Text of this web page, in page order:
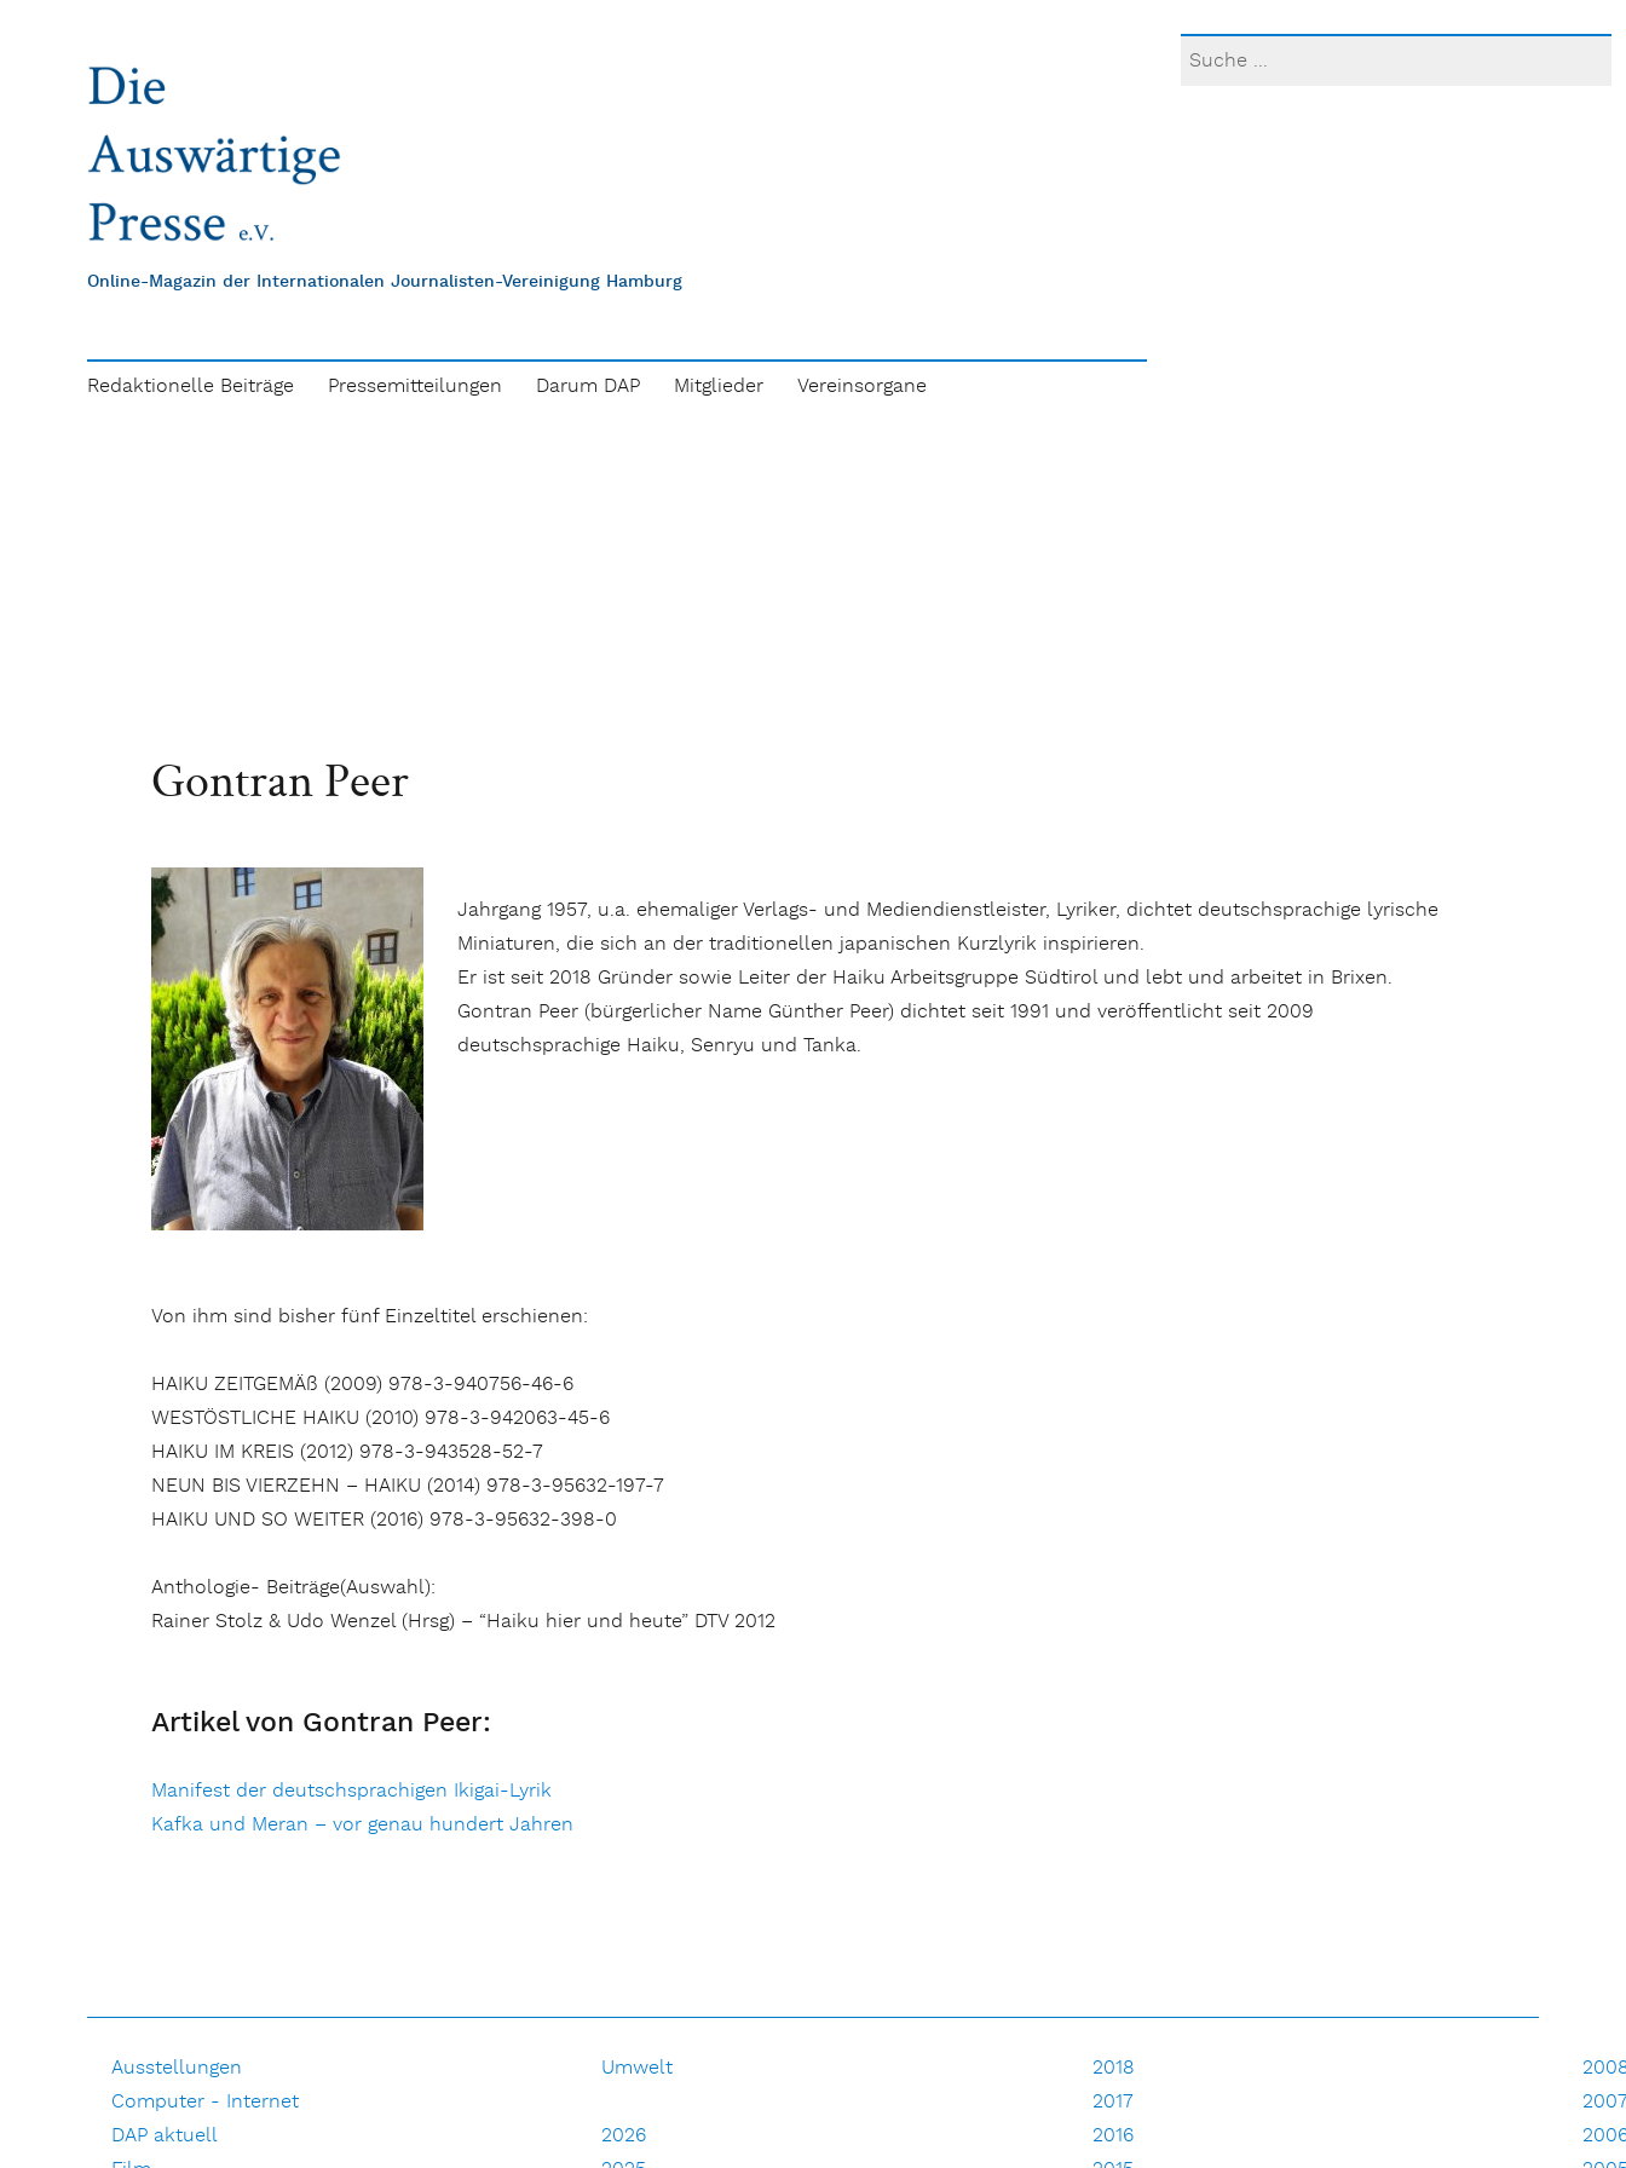
Online-Magazin der Internationalen Journalisten-Vereinigung Hamburg
Redaktionelle Beiträge Pressemitteilungen Darum DAP Mitglieder Vereinsorgane
Gontran Peer
Jahrgang 1957, u.a. ehemaliger Verlags- und Mediendienstleister, Lyriker, dichtet deutschsprachige lyrische
Miniaturen, die sich an der traditionellen japanischen Kurzlyrik inspirieren.
Er ist seit 2018 Gründer sowie Leiter der Haiku Arbeitsgruppe Südtirol und lebt und arbeitet in Brixen.
Gontran Peer (bürgerlicher Name Günther Peer) dichtet seit 1991 und veröffentlicht seit 2009
deutschsprachige Haiku, Senryu und Tanka.
Von ihm sind bisher fünf Einzeltitel erschienen:
HAIKU ZEITGEMÄß (2009) 978-3-940756-46-6
WESTÖSTLICHE HAIKU (2010) 978-3-942063-45-6
HAIKU IM KREIS (2012) 978-3-943528-52-7
NEUN BIS VIERZEHN – HAIKU (2014) 978-3-95632-197-7
HAIKU UND SO WEITER (2016) 978-3-95632-398-0
Anthologie- Beiträge(Auswahl):
Rainer Stolz & Udo Wenzel (Hrsg) – “Haiku hier und heute” DTV 2012
Artikel von Gontran Peer:
Manifest der deutschsprachigen Ikigai-Lyrik
Kafka und Meran – vor genau hundert Jahren
Ausstellungen
Computer - Internet
DAP aktuell
Umwelt
2026
2018
2017
2016